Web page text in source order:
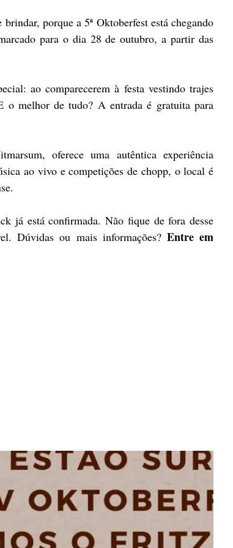
porque a 5ª Oktoberfest está chegando
para o dia 28 de outubro, a partir das
ao comparecerem à festa vestindo trajes
o melhor de tudo? A entrada é gratuita para
oferece uma autêntica experiência
ao vivo e competições de chopp, o local é
já está confirmada. Não fique de fora desse
Dúvidas ou mais informações? Entre em